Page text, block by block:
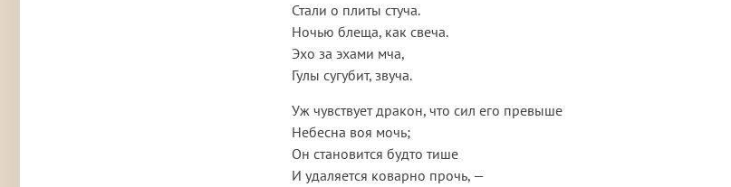
Стали о плиты стуча.
Ночью блеща, как свеча.
Эхо за эхами мча,
Гулы сугубит, звуча.
Уж чувствует дракон, что сил его превыше
Небесна воя мочь;
Он становится будто тише
И удаляется коварно прочь, —